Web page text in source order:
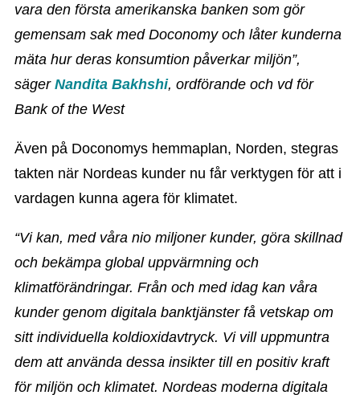
vara den första amerikanska banken som gör
gemensam sak med Doconomy och låter kunderna
mäta hur deras konsumtion påverkar miljön”,
säger Nandita Bakhshi, ordförande och vd för
Bank of the West
Även på Doconomys hemmaplan, Norden, stegras
takten när Nordeas kunder nu får verktygen för att i
vardagen kunna agera för klimatet.
“Vi kan, med våra nio miljoner kunder, göra skillnad
och bekämpa global uppvärmning och
klimatförändringar. Från och med idag kan våra
kunder genom digitala banktjänster få vetskap om
sitt individuella koldioxidavtryck. Vi vill uppmuntra
dem att använda dessa insikter till en positiv kraft
för miljön och klimatet. Nordeas moderna digitala